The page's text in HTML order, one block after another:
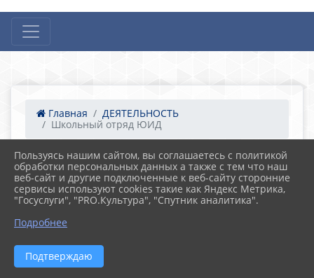
Главная
ДЕЯТЕЛЬНОСТЬ
Школьный отряд ЮИД
28.11.2025 17:30 35
Школьный отряд ЮИД
Пользуясь нашим сайтом, вы соглашаетесь с политикой
обработки персональных данных а также с тем что наш
веб-сайт и другие подключенные к веб-сайту сторонние
сервисы используют cookies такие как Яндекс Метрика,
"Госуслуги", "PRO.Культура", "Спутник аналитика".
Подробнее
Подтверждаю